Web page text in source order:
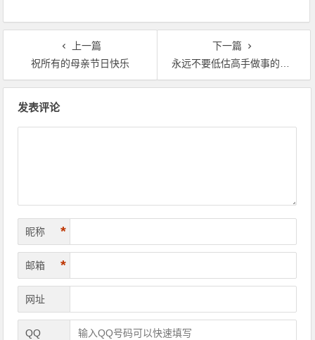
上一篇
祝所有的母亲节日快乐
下一篇
永远不要低估高手做事的态度
发表评论
昵称 *
邮箱 *
网址
QQ